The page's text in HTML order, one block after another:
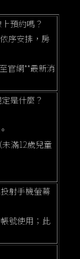
預約嗎？
序安排，房
官網**最新消
是什麼？
滿12歲兒童
射手機螢幕
號使用；此